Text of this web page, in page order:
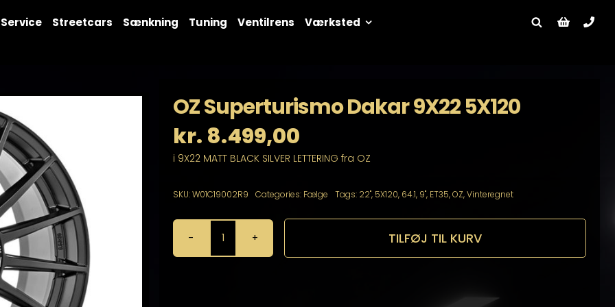
Service Streetcars Sænkning Tuning Ventilrens Værksted
OZ Superturismo Dakar 9X22 5X120
kr. 8.499,00
i 9X22 MATT BLACK SILVER LETTERING fra OZ
SKU:W01C19002R9 Categories: Fælge Tags: 22", 5X120, 64.1, 9", ET35,OZ,Vinteregnet
OZ
Superturismo
TILFØJ TIL KURV